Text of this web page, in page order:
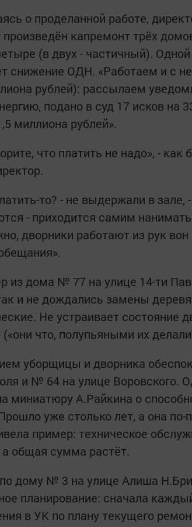
о проделанной работе,
произведён капремонт трёх
(в двух - частичный).
снижение ОДН. «Работаем и с
рублей): рассылаем
подано в суд 17 исков на
миллиона рублей».
что платить не надо», -
то? - не выдержали в
- приходится самим
дворники работают из рук вон
из дома № 77 на улице 14-ти
и не дождались замены
Не устраивает состояние
что, полупьяными их
уборщицы и дворника
и № 64 на улице Воровского.
миниатюру А.Райкина о
уже столько лет, а она по-
пример: техническое
общая сумма растёт.
дому № 3 на улице Алиша
планирование: сначала
в УК по плану текущего